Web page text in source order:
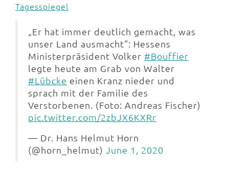
Tagesspiegel
„Er hat immer deutlich gemacht, was
unser Land ausmacht“: Hessens
Ministerpräsident Volker #Bouffier
legte heute am Grab von Walter
#Lübcke einen Kranz nieder und
sprach mit der Familie des
Verstorbenen. (Foto: Andreas Fischer)
pic.twitter.com/2zbJX6KXRr
— Dr. Hans Helmut Horn
(@horn_helmut) June 1, 2020